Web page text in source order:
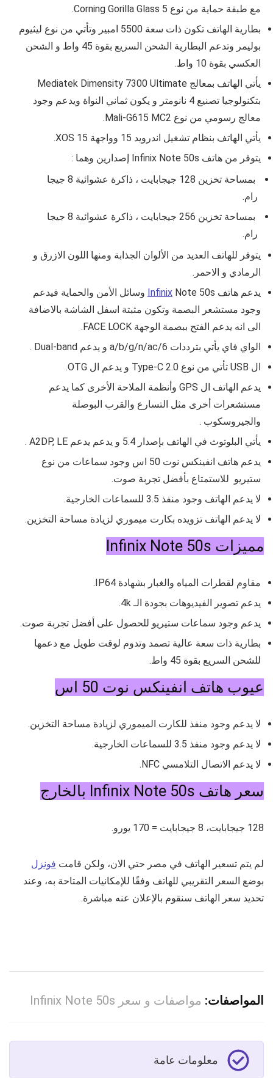
مع طبقة حماية من نوع Corning Gorilla Glass 5.
بطارية الهاتف تكون ذات سعة 5500 امبير وتأتي من نوع ليثيوم
بوليمر
وتدعم البطارية الشحن السريع بقوة 45 واط و الشحن
العكسي بقوة 10 واط.
يأتي الهاتف بمعالج Mediatek Dimensity 7300 Ultimate
بتكنولوجيا تصنيع 4 نانومتر و يكون ثماني النواة ويدعم وجود
معالج رسومي من نوع Mali-G615 MC2
.
يأتي الهاتف بنظام تشغيل اندرويد 15 وواجهة
XOS 15
.
يتوفر من هاتف Infinix Note 50s إصدارين وهما :
بمساحة تخزين 128 جيجابايت ، ذاكرة عشوائية 8 جيجا
رام.
بمساحة تخزين 256 جيجابايت ، ذاكرة عشوائية 8 جيجا
رام.
يتوفر للهاتف العديد من الألوان الجذابة ومنها اللون الازرق و
الرمادي و الاحمر.
يدعم هاتف Infinix Note 50s
وسائل الأمن والحماية فيدعم
وجود مستشعر البصمة وتكون مثبتة اسفل الشاشة بالاضافة
الى انه يدعم الفتح ببصمة الوجهة FACE LOCK.
الواي فاي يأتي بترددات a/b/g/n/ac/6 و يدعم Dual-band .
ال USB تأتي من نوع
Type-C 2.0 و يدعم ال OTG
.
يدعم الهاتف ال GPS وأنظمة الملاحة الأخرى كما يدعم
مستشعرات أخرى مثل التسارع والقرب البوصلة
والجيروسكوب .
يأتي البلوتوث في الهاتف بإصدار 5.4 و يدعم يدعم A2DP, LE .
يدعم هاتف انفينكس نوت 50 اس
وجود سماعات من نوع
ستيريو للاستمتاع بأفضل تجربة صوت.
لا يدعم الهاتف وجود منفذ 3.5 للسماعات الخارجية.
لا يدعم الهاتف تزويده بكارت ميموري لزيادة مساحة التخزين.
مميزات Infinix Note 50s
مقاوم لقطرات المياه والغبار بشهادة IP64.
يدعم تصوير الفيديوهات بجودة الـ 4k.
يدعم وجود سماعات ستيريو للحصول على أفضل تجربة صوت.
بطارية ذات سعة عالية تصمد وتدوم لوقت طويل مع دعمها
للشحن السريع بقوة 45 واط.
عيوب هاتف انفينكس نوت 50 اس
لا يدعم وجود منفذ للكارت الميموري لزيادة مساحة التخزين.
لا يدعم وجود منفذ 3.5 للسماعات الخارجية.
لا يدعم الاتصال التلامسي NFC.
سعر هاتف Infinix Note 50s بالخارج
128 جيجابايت، 8 جيجابايت = 170 يورو.
لم يتم تسعير الهاتف في مصر حتي الان، ولكن قامت فونزل
بوضع السعر التقريبي للهاتف وفقًا للإمكانيات المتاحة به، وعند
تحديد سعر الهاتف سنقوم بالإعلان عنه مباشرة.
المواصفات: مواصفات و سعر Infinix Note 50s
معلومات عامة